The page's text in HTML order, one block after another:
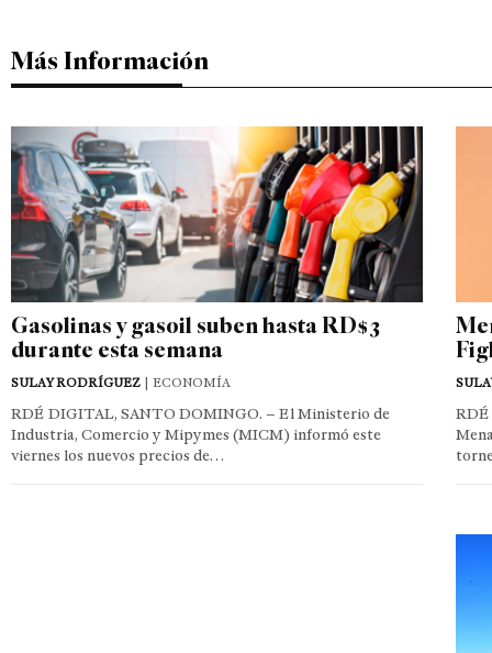
Más Información
Gasolinas y gasoil suben hasta RD$3
durante esta semana
SULAY RODRÍGUEZ | ECONOMÍA
RDÉ DIGITAL, SANTO DOMINGO. – El Ministerio de
Industria, Comercio y Mipymes (MICM) informó este
viernes los nuevos precios de…